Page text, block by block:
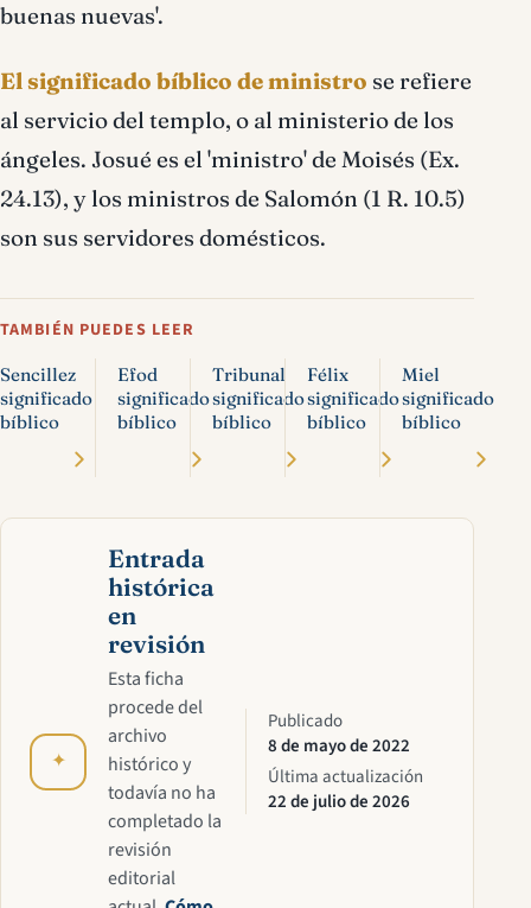
buenas nuevas'.
El significado bíblico de ministro se refiere
al servicio del templo, o al ministerio de los
ángeles. Josué es el 'ministro' de Moisés (Ex.
24.13), y los ministros de Salomón (1 R. 10.5)
son sus servidores domésticos.
TAMBIÉN PUEDES LEER
Sencillez
significado
bíblico
Efod
significado
bíblico
Tribunal
significado
bíblico
Félix
significado
bíblico
Miel
significado
bíblico
✦
Entrada
histórica
en
revisión
Esta ficha
procede del
archivo
histórico y
todavía no ha
completado la
revisión
editorial
Publicado
8 de mayo de 2022
Última actualización
22 de julio de 2026